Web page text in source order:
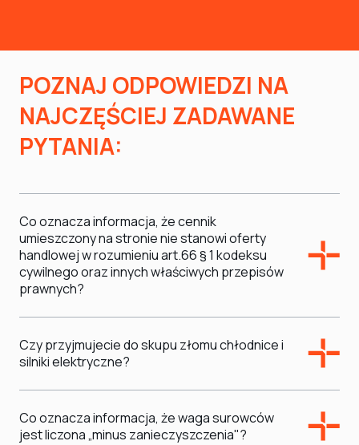
POZNAJ ODPOWIEDZI NA
NAJCZĘŚCIEJ ZADAWANE
PYTANIA:
Co oznacza informacja, że cennik
umieszczony na stronie nie stanowi oferty
handlowej w rozumieniu art.66 § 1 kodeksu
cywilnego oraz innych właściwych przepisów
prawnych?
Czy przyjmujecie do skupu złomu chłodnice i
silniki elektryczne?
Co oznacza informacja, że waga surowców
jest liczona „minus zanieczyszczenia"?